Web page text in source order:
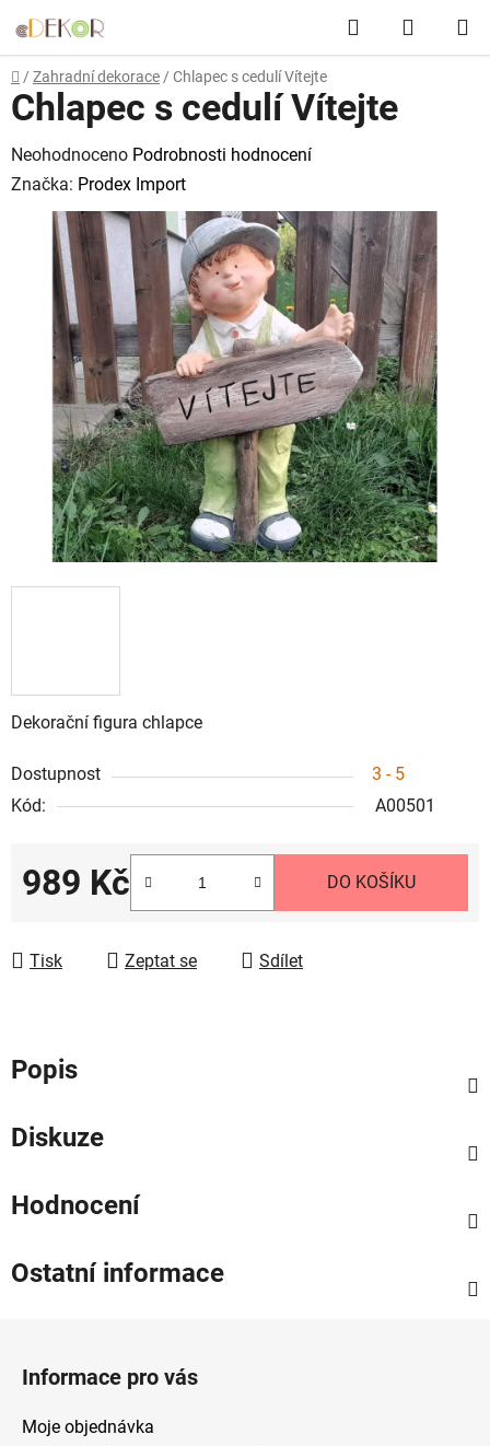
na
obsah
Hledat
KOŠÍK
Domů
/ Zahradní dekorace / Chlapec s cedulí Vítejte
Dekorační figura chlapce
Dostupnost
3 - 5
Kód:
A00501
989 Kč DO KOŠÍKU
Tisk Zeptat se Sdílet
Chlapec s cedulí Vítejte
Průměrné
hodnocení
produktu
hvězdiček.
Neohodnoceno Podrobnosti hodnocení
Značka: Prodex Import
Popis
Diskuze
Hodnocení
Ostatní informace
Informace pro vás
Moje objednávka